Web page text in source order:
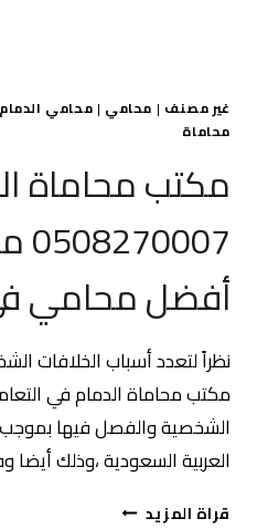
غير مصنف | محامي | محامي الدمام
محاماة
مكتب محاماة
أفضل محامي
نظراً لتعدد أسباب الخلافات
مكتب محاماة الدمام في
الشخصية والفصل فيها
العربية السعودية ،وذلك
قراة المزيد مكتب